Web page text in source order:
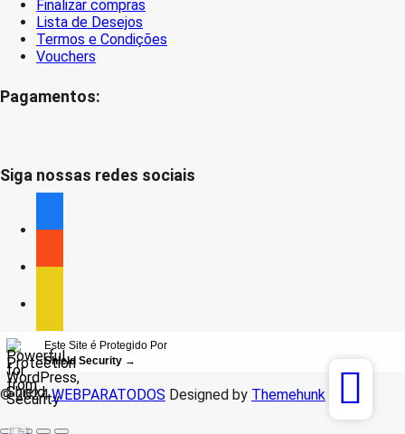
Finalizar compras
Lista de Desejos
Termos e Condições
Vouchers
Pagamentos:
Siga nossas redes sociais
Este Site é Protegido Por
Shield Security →
© 2024WEBPARATODOS Designed by Themehunk